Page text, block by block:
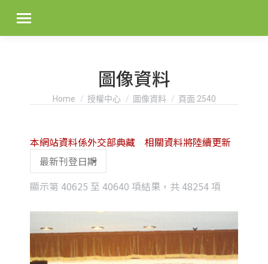
圖像資料
You are here:
Home 授權中心 圖像資料 頁面 2540
顯示第 40625 至 40640 項結果，共 48254 項
latest
本網站資料係外交部典藏 相關資料將陸續更新